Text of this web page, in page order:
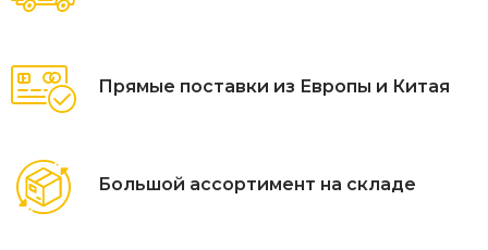
Прямые поставки из Европы и Китая
Большой ассортимент на складе